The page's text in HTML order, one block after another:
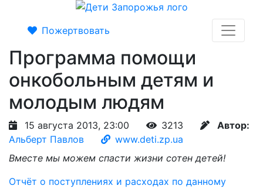
Пожертвовать
Программа помощи
онкобольным детям и
молодым людям
15 августа 2013, 23:00 3213
Автор:
Альберт Павлов
www.deti.zp.ua
Вместе мы можем спасти жизни сотен детей!
Отчёт о поступлениях и расходах по данному